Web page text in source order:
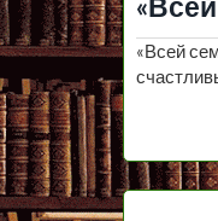
«Всей